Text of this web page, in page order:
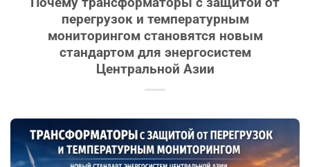
перегрузок и температурным
мониторингом становятся новым
стандартом для энергосистем
Центральной Азии